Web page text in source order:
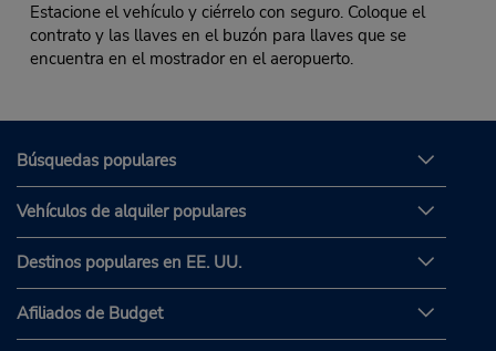
Estacione el vehículo y ciérrelo con seguro. Coloque el
contrato y las llaves en el buzón para llaves que se
encuentra en el mostrador en el aeropuerto.
Búsquedas populares
Vehículos de alquiler populares
Destinos populares en EE. UU.
Afiliados de Budget